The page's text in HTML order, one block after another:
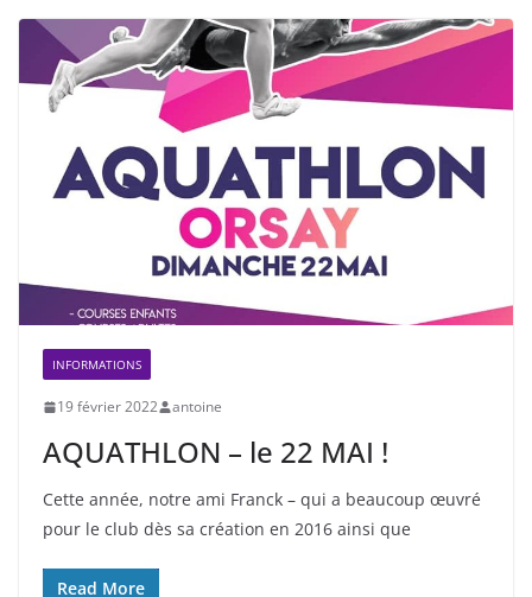
INFORMATIONS
19 février 2022 antoine
AQUATHLON – le 22 MAI !
Cette année, notre ami Franck – qui a beaucoup œuvré
pour le club dès sa création en 2016 ainsi que
Read More